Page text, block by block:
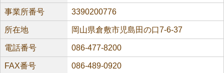
事業所番号 3390200776
所在地 岡山県倉敷市児島田の口7-6-37
電話番号 086-477-8200
FAX番号 086-489-0920